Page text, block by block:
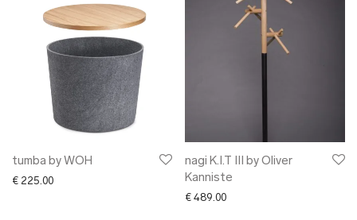
tumba by WOH
€ 225.00
nagi K.I.T III by Oliver
Kanniste
€ 489.00